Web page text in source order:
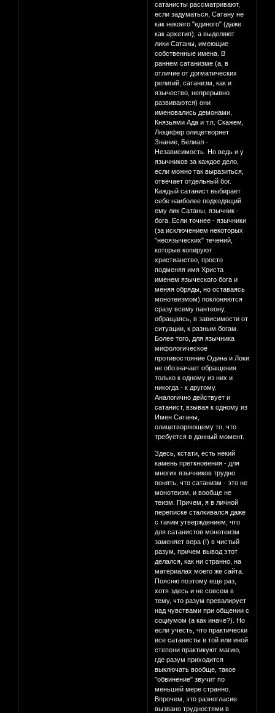
сатанисты рассматривают,
если задуматься, Сатану не
как некоего "единого" (даже
как архетип), а выделяют
лики Сатаны, имеющие
собственные имена. В
раннем сатанизме (а, в
отличие от догматических
религий, сатанизм, как и
язычество, непрерывно
развиваются) они
именовались демонами,
Князьями Ада и т.п. Скажем,
Люцифер олицетворяет
Знание, Белиал -
Независимость. Но ведь и у
язычников за каждое дело,
если можно так выразиться,
отвечает отдельный бог.
Каждый сатанист выбирает
себе наиболее подходящий
ему лик Сатаны, язычник -
бога. Если точнее - язычники
(за исключением некоторых
"неоязыческих" течений,
которые копируют
христианство, просто
подменяя имя Христа
именем языческого бога и
меняя обряды, но оставаясь
монотеизмом) поклоняются
сразу всему пантеону,
обращаясь, в зависимости от
ситуации, к разным богам.
Более того, для язычника
мифологическое
противостояние Одина и Локи
не обозначает обращения
только к одному из них и
никогда - к другому.
Аналогично действует и
сатанист, взывая к одному из
Имен Сатаны,
олицетворяющему то, что
требуется в данный момент.
Здесь, кстати, есть некий
камень преткновения - для
многих язычников трудно
понять, что сатанизм - это не
монотеизм, и вообще не
теизм. Причем, я в личной
переписке сталкивался даже
с таким утверждением, что
для сатанистов монотеизм
заменяет вера (!) в чистый
разум, причем вывод этот
делался, как ни странно, на
материалах моего же сайта.
Поясню поэтому еще раз,
хотя здесь и не совсем в
тему, что разум превалирует
над чувствами при общении с
социумом (а как иначе?). Но
если учесть, что практически
все сатанисты в той или иной
степени практикуют магию,
где разум приходится
выключать вообще, такое
"обвинение" звучит по
меньшей мере странно.
Впрочем, это разногласие
вызвано трудностями в